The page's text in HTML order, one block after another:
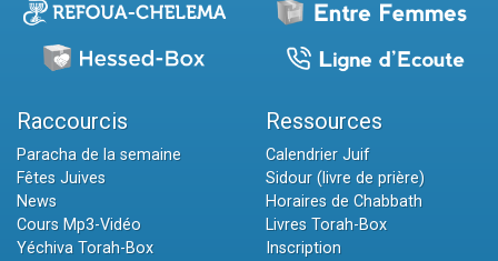
Raccourcis
Paracha de la semaine
Fêtes Juives
News
Cours Mp3-Vidéo
Yéchiva Torah-Box
Ressources
Calendrier Juif
Sidour (livre de prière)
Horaires de Chabbath
Livres Torah-Box
Inscription